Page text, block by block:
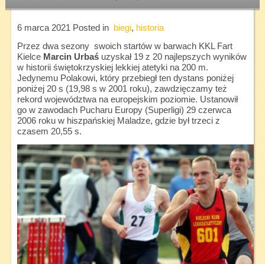
6 marca 2021 Posted in biegi, historia
Przez dwa sezony swoich startów w barwach KKL Fart
Kielce Marcin Urbaśuzyskał 19 z 20 najlepszych wyników
w historii świętokrzyskiej lekkiej atetyki na 200 m.
Jedynemu Polakowi, który przebiegł ten dystans poniżej
poniżej 20 s (19,98 s w 2001 roku), zawdzięczamy też
rekord województwa na europejskim poziomie. Ustanowił
go w zawodach Pucharu Europy (Superligi) 29 czerwca
2006 roku w hiszpańskiej Maladze, gdzie był trzeci z
czasem 20,55 s.